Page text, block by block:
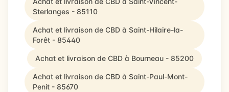
Sterlanges - 85110
Achat et livraison de CBD à Saint-Hilaire-la-
Forêt - 85440
Achat et livraison de CBD à Bourneau - 85200
Achat et livraison de CBD à Saint-Paul-Mont-
Penit - 85670